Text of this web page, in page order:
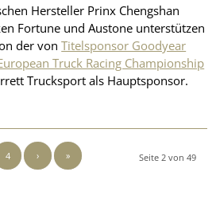
Hersteller Prinx Chengshan
Fortune und Austone unterstützen
der vonTitelsponsor Goodyear
Truck Racing Championship
Trucksport als Hauptsponsor.
Seite 2 von 49
4 › »